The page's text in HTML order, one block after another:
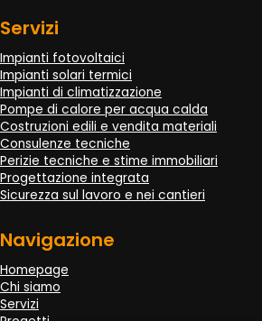
Servizi
Impianti fotovoltaici
Impianti solari termici
Impianti di climatizzazione
Pompe di calore per acqua calda
Costruzioni edili e vendita materiali
Consulenze tecniche
Perizie tecniche e stime immobiliari
Progettazione integrata
Sicurezza sul lavoro e nei cantieri
Navigazione
Homepage
Chi siamo
Servizi